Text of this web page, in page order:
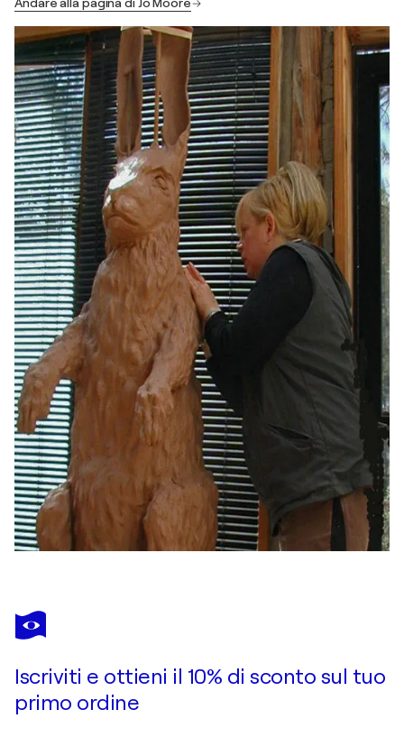
Iscriviti e ottieni il 10% di sconto sul tuo
primo ordine